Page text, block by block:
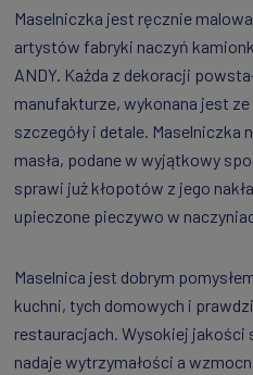
Maselniczka jest ręcznie
artystów fabryki naczyń
ANDY. Każda z dekoracji
manufakturze, wykonana jest
szczegóły i detale. Maselniczka
masła, podane w wyjątkowy
sprawi już kłopotów z jego
upieczone pieczywo w
Maselnica jest dobrym
kuchni, tych domowych i
restauracjach. Wysokiej jakości
nadaje wytrzymałości a